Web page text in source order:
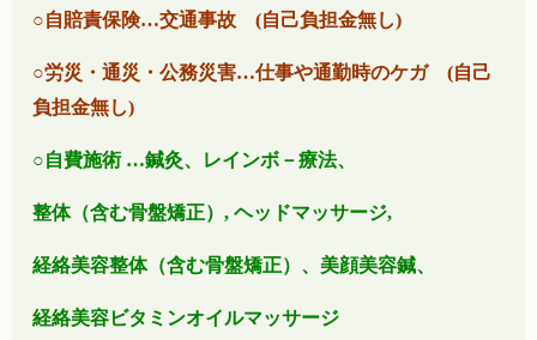
○自賠責保険…交通事故 (自己負担金無し)
○労災・通災・公務災害…仕事や通勤時のケガ (自己
負担金無し)
○自費施術 …鍼灸、レインボ－療法、
整体（含む骨盤矯正）, ヘッドマッサージ,
経絡美容整体（含む骨盤矯正） 、美顔美容鍼、
経絡美容ビタミンオイルマッサージ